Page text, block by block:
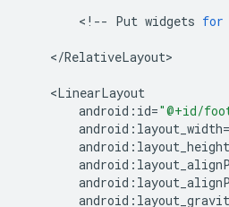
< !-- Put widgets for
</RelativeLayout>
<LinearLayout
android : id="@+id/
android : layout_width=
android : layout_height
android :
android :
android :